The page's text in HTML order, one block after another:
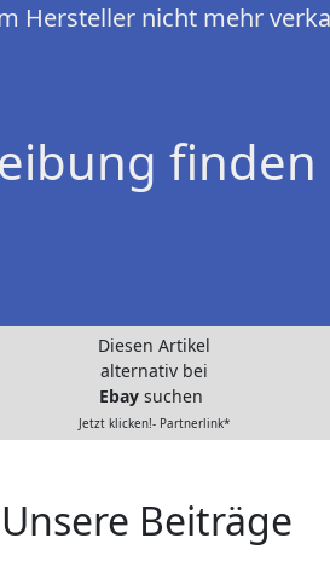
Hersteller nicht mehr
Diesen Artikel
alternativ bei
Ebay suchen
Jetzt klicken!- Partnerlink*
Unsere Beiträge